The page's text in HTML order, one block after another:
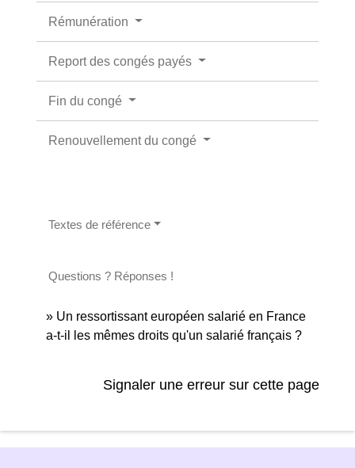
Rémunération
Report des congés payés
Fin du congé
Renouvellement du congé
Textes de référence
Questions ? Réponses !
Un ressortissant européen salarié en France
a-t-il les mêmes droits qu'un salarié français ?
Signaler une erreur sur cette page